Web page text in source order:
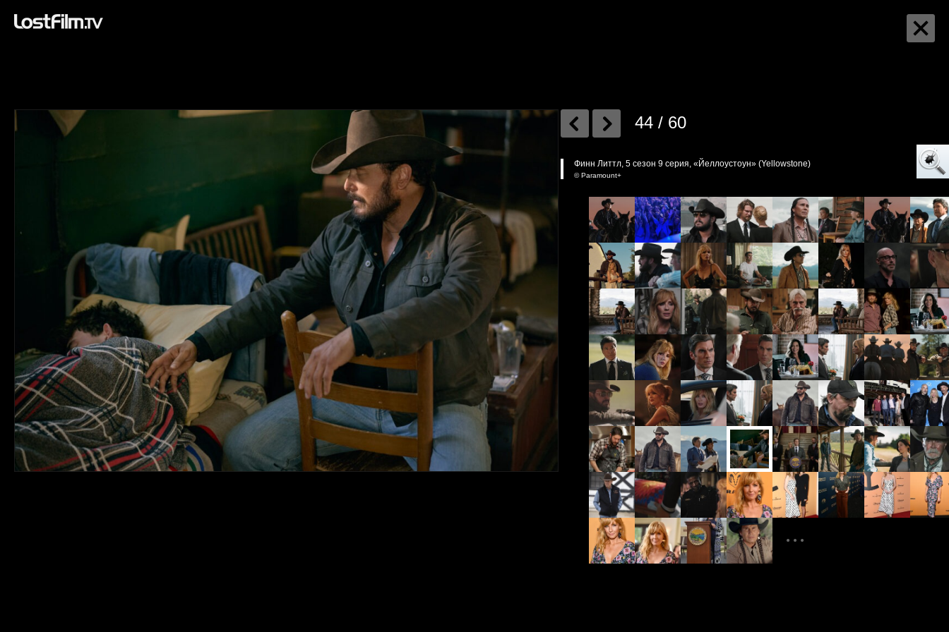
44 / 60
Финн Литтл, 5 сезон 9 серия, «Йеллоустоун» (Yellowstone)
© Paramount+